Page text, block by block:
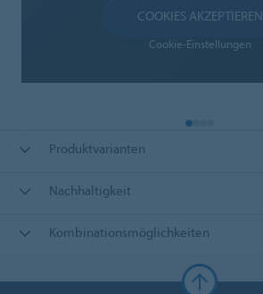
COOKIES AKZEPTIEREN
Cookie-Einstellungen
Produktvarianten
Nachhaltigkeit
Kombinationsmöglichkeiten